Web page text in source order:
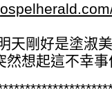
天剛好是塗淑
然想起這不幸